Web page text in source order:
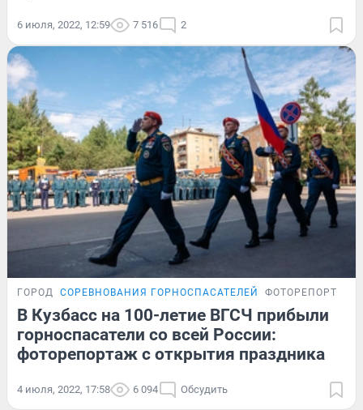
6 июля, 2022, 12:59 7 516 2
ГОРОД СОРЕВНОВАНИЯ ГОРНОСПАСАТЕЛЕЙ ФОТОРЕПОРТАЖ
В Кузбасс на 100-летие ВГСЧ прибыли
горноспасатели со всей России:
фоторепортаж с открытия праздника
4 июля, 2022, 17:58 6 094 Обсудить